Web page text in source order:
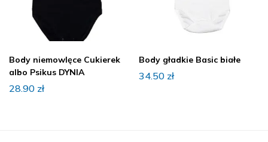
Body niemowlęce Cukierek
albo Psikus DYNIA
28.90 zł
Body gładkie Basic białe
34.50 zł